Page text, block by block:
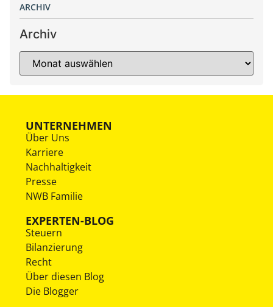
ARCHIV
Archiv
UNTERNEHMEN
Über Uns
Karriere
Nachhaltigkeit
Presse
NWB Familie
EXPERTEN-BLOG
Steuern
Bilanzierung
Recht
Über diesen Blog
Die Blogger